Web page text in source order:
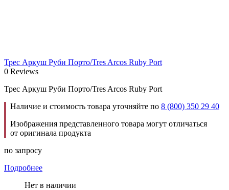
Трес Аркуш Руби Порто/Tres Arcos Ruby Port
0 Reviews
Трес Аркуш Руби Порто/Tres Arcos Ruby Port
Наличие и стоимость товара уточняйте по 8 (800) 350 29 40
Изображения представленного товара могут отличаться
от оригинала продукта
по запросу
Подробнее
Нет в наличии